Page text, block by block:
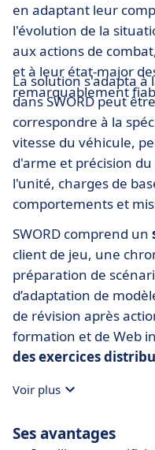
en adaptant leur
l'évolution de la
aux actions de
et à leur état-major
remarquablement
La solution s'adapta à
dans SWORD peut
correspondre à la
vitesse du véhicule,
d'arme et précision
l'unité, charges de
comportements et
SWORD comprend un
client de jeu, une
préparation de
d’adaptation de
de révision après
formation et de Web
des exercices
Voir plus
Ses avantages